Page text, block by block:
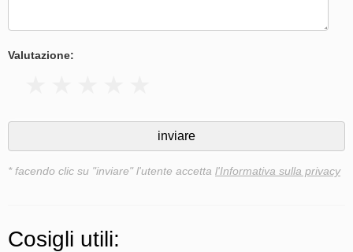
Valutazione:
* facendo clic su "inviare" l'utente accetta l'Informativa sulla privacy
Cosigli utili: